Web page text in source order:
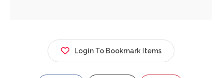
Login To Bookmark Items